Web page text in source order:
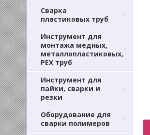
Сварка
пластиковых труб
Инструмент для
монтажа медных,
металлопластиковых,
PEX труб
Инструмент для
пайки, сварки и
резки
Оборудование для
сварки полимеров